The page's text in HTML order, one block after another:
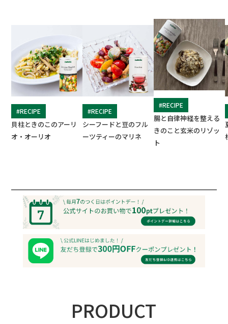
#RECIPE
貝柱ときのこのアーリ
オ・オーリオ
#RECIPE
シーフードと豆のフル
ーツティーのマリネ
#RECIPE
腸と自律神経を整える
きのこと玄米のリゾッ
ト
PRODUCT